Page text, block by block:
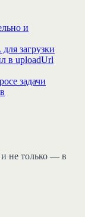
и
загрузки
в uploadUrl
задачи
не только — в